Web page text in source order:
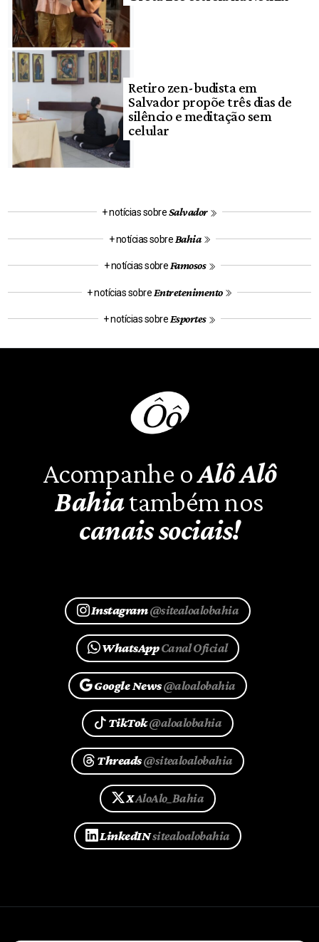
Retiro zen-budista em
Salvador propõe três dias de
silêncio e meditação sem
celular
+ notícias sobreSalvador
+ notícias sobre Bahia
+ notícias sobre Famosos
+ notícias sobre Entretenimento
+ notícias sobre Esportes
Acompanhe oAlô Alô
Bahiatambém nos
canais sociais!
Instagram@sitealoalobahia
WhatsAppCanal Oficial
Google News@aloalobahia
TikTok@aloalobahia
Threads@sitealoalobahia
XAloAlo_Bahia
LinkedINsitealoalobahia